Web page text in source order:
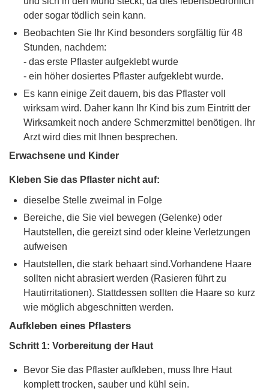
oder sogar tödlich sein kann.
Beobachten Sie Ihr Kind besonders sorgfältig für 48
Stunden, nachdem:
- das erste Pflaster aufgeklebt wurde
- ein höher dosiertes Pflaster aufgeklebt wurde.
Es kann einige Zeit dauern, bis das Pflaster voll
wirksam wird. Daher kann Ihr Kind bis zum Eintritt der
Wirksamkeit noch andere Schmerzmittel benötigen. Ihr
Arzt wird dies mit Ihnen besprechen.
Erwachsene und Kinder
Kleben Sie das Pflaster nicht auf:
dieselbe Stelle zweimal in Folge
Bereiche, die Sie viel bewegen (Gelenke) oder
Hautstellen, die gereizt sind oder kleine Verletzungen
aufweisen
Hautstellen, die stark behaart sind.Vorhandene Haare
sollten nicht abrasiert werden (Rasieren führt zu
Hautirritationen). Stattdessen sollten die Haare so kurz
wie möglich abgeschnitten werden.
Aufkleben eines Pflasters
Schritt 1: Vorbereitung der Haut
Bevor Sie das Pflaster aufkleben, muss Ihre Haut
komplett trocken, sauber und kühl sein.